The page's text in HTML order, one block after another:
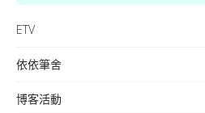
ETV
依依筆舍
博客活動